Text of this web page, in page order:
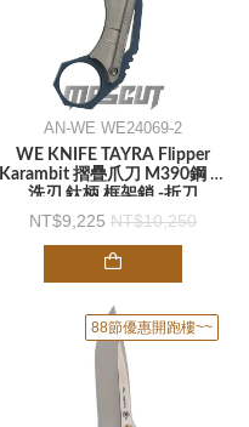
AN-WE WE24069-2
WE KNIFE TAYRA Flipper
Karambit 摺疊爪刀 M390鋼 石
洗刃 鈦柄 框架鎖 -折刀
9,225 10,250
88節優惠開跑樓~~